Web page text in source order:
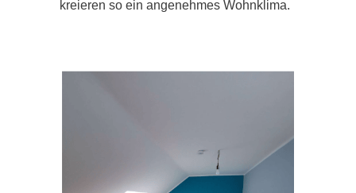
kreieren so ein angenehmes Wohnklima.